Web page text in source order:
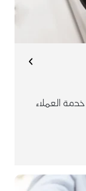
العملاء